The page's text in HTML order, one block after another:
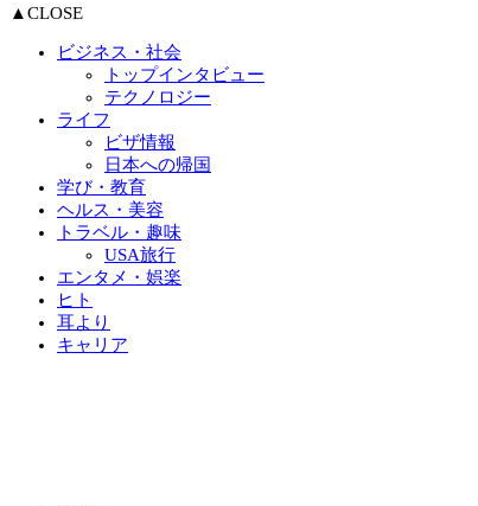
▲CLOSE
ビジネス・社会
トップインタビュー
テクノロジー
ライフ
ビザ情報
日本への帰国
学び・教育
ヘルス・美容
トラベル・趣味
USA旅行
エンタメ・娯楽
ヒト
耳より
キャリア